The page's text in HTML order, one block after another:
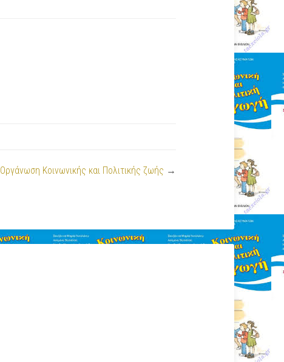
Οργάνωση Κοινωνικής και Πολιτικής ζωής →